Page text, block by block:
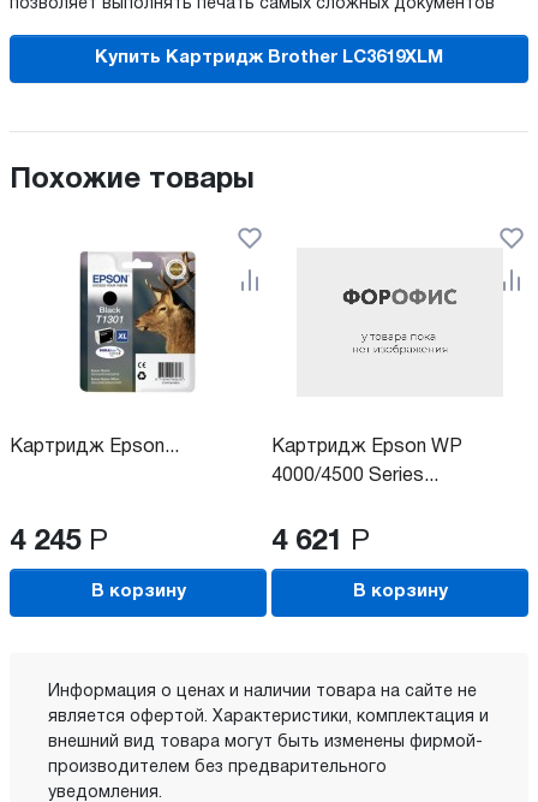
позволяет выполнять печать самых сложных документов
Купить Картридж Brother LC3619XLM
Похожие товары
Картридж Epson...
4 245 Р
В корзину
Картридж Epson WP
4000/4500 Series...
4 621 Р
В корзину
Информация о ценах и наличии товара на сайте не
является офертой. Характеристики, комплектация и
внешний вид товара могут быть изменены фирмой-
производителем без предварительного
уведомления.